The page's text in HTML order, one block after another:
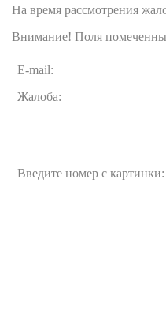
На время рассмотрения
Внимание! Поля
E-mail:
Жалоба:
Введите номер с картинки: